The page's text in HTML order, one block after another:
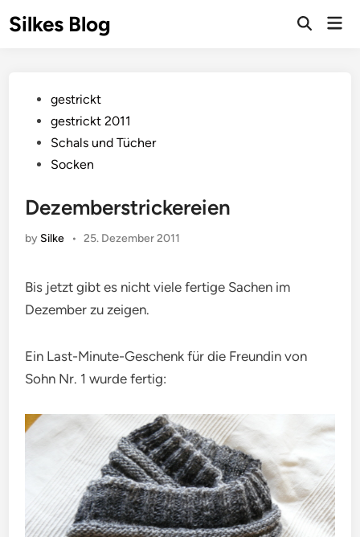
toSilkes Blog
Postedgestrickt
gestrickt 2011
Schals und Tücher
Socken
Dezemberstrickereien
by Silke • 25. Dezember 2011
Bis jetzt gibt es nicht viele fertige Sachen im
Dezember zu zeigen.
Ein Last-Minute-Geschenk für die Freundin von
Sohn Nr. 1 wurde fertig: